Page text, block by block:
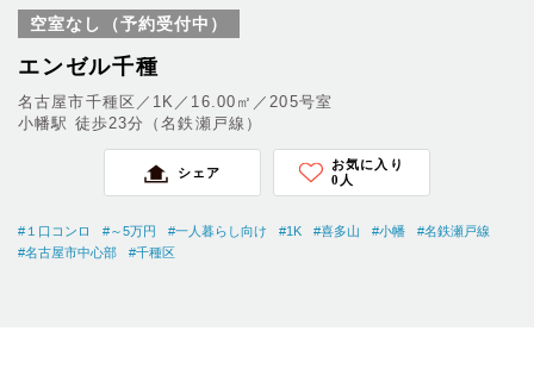
空室なし（予約受付中）
エンゼル千種
名古屋市千種区／1K／16.00㎡／205号室
小幡駅 徒歩23分（名鉄瀬戸線）
シェア
お気に入り
0 人
#１口コンロ #～5万円 #一人暮らし向け #1K #喜多山 #小幡
#名鉄瀬戸線
#名古屋市中心部
#千種区